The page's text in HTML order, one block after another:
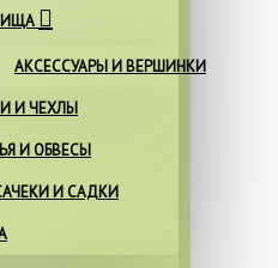
АКСЕССУАРЫ И ВЕРШИНКИ
И ЧЕХЛЫ
И ОБВЕСЫ
И САДКИ